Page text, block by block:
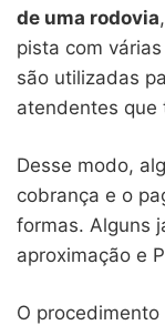
de uma rodovia
pista com
são utilizadas
atendentes que
Desse modo,
cobrança e o
formas. Alguns
aproximação e
O